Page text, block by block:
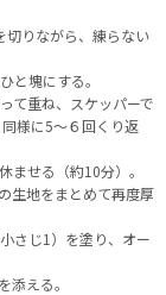
りながら、練らない
塊にする。
て重ね、スケッパーで
様に5～６回くり返
ませる（約10分）。
生地をまとめて再度厚
さじ1）を塗り、オー
える。